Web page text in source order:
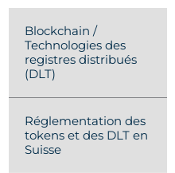
Blockchain /
Technologies des
registres distribués
(DLT)
Réglementation des
tokens et des DLT en
Suisse